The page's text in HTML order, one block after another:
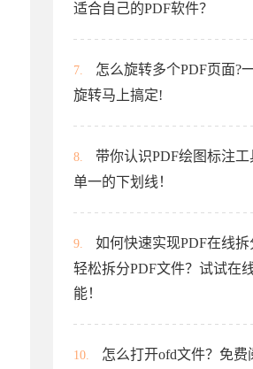
适合自己的PDF软件？
7.
怎么旋转多个PDF页面?
旋转马上搞定!
8.
带你认识PDF绘图标注工
单一的下划线！
9.
如何快速实现PDF在线
轻松拆分PDF文件？试试在
能！
10.
怎么打开ofd文件？免费